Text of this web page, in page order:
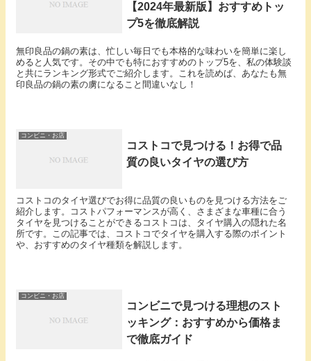
【2024年最新版】おすすめトッ
プ5を徹底解説
無印良品の鍋の素は、忙しい毎日でも本格的な味わいを簡単に楽し
めると人気です。その中でも特におすすめのトップ5を、私の体験談
と共にランキング形式でご紹介します。これを読めば、あなたも無
印良品の鍋の素の虜になること間違いなし！
コンビニ・お店
コストコで見つける！お得で品
質の良いタイヤの選び方
コストコのタイヤ選びでお得に品質の良いものを見つける方法をご
紹介します。コストパフォーマンスが高く、さまざまな車種に合う
タイヤを見つけることができるコストコは、タイヤ購入の隠れた名
所です。この記事では、コストコでタイヤを購入する際のポイント
や、おすすめのタイヤ種類を解説します。
コンビニ・お店
コンビニで見つける理想のスト
ッキング：おすすめから価格ま
で徹底ガイド